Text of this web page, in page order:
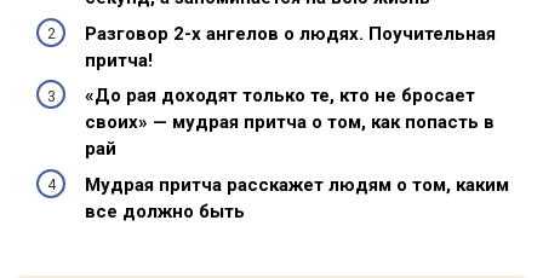
Разговор 2-х ангелов о людях. Поучительная
притча!
«До рая доходят только те, кто не бросает
своих» — мудрая притча о том, как попасть в
рай
Мудрая притча расскажет людям о том, каким
все должно быть